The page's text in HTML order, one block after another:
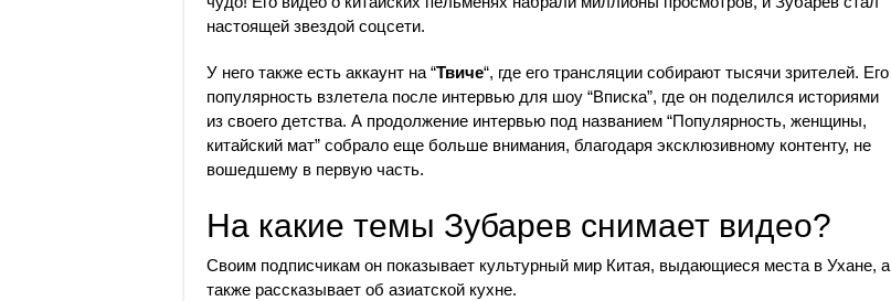
настоящей звездой соцсети.
У него также есть аккаунт на “Твиче“, где его трансляции собирают тысячи зрителей. Его
популярность взлетела после интервью для шоу “Вписка”, где он поделился историями
из своего детства. А продолжение интервью под названием “Популярность, женщины,
китайский мат” собрало еще больше внимания, благодаря эксклюзивному контенту, не
вошедшему в первую часть.
На какие темы Зубарев снимает видео?
Своим подписчикам он показывает культурный мир Китая, выдающиеся места в Ухане, а
также рассказывает об азиатской кухне.